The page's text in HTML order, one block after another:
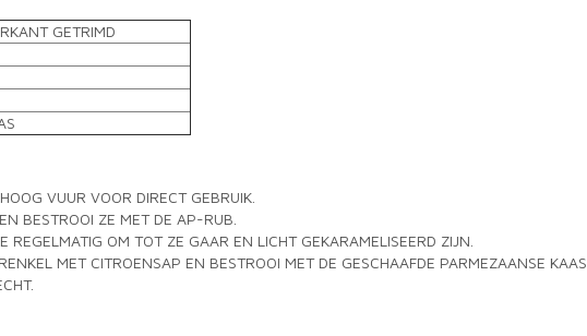
GETRIMD
VUUR VOOR DIRECT GEBRUIK.
BESTROOI ZE MET DE AP-RUB.
OM TOT ZE GAAR EN LICHT GEKARAMELISEERD ZIJN.
MET CITROENSAP EN BESTROOI MET DE GESCHAAFDE PARMEZAANSE KAAS.